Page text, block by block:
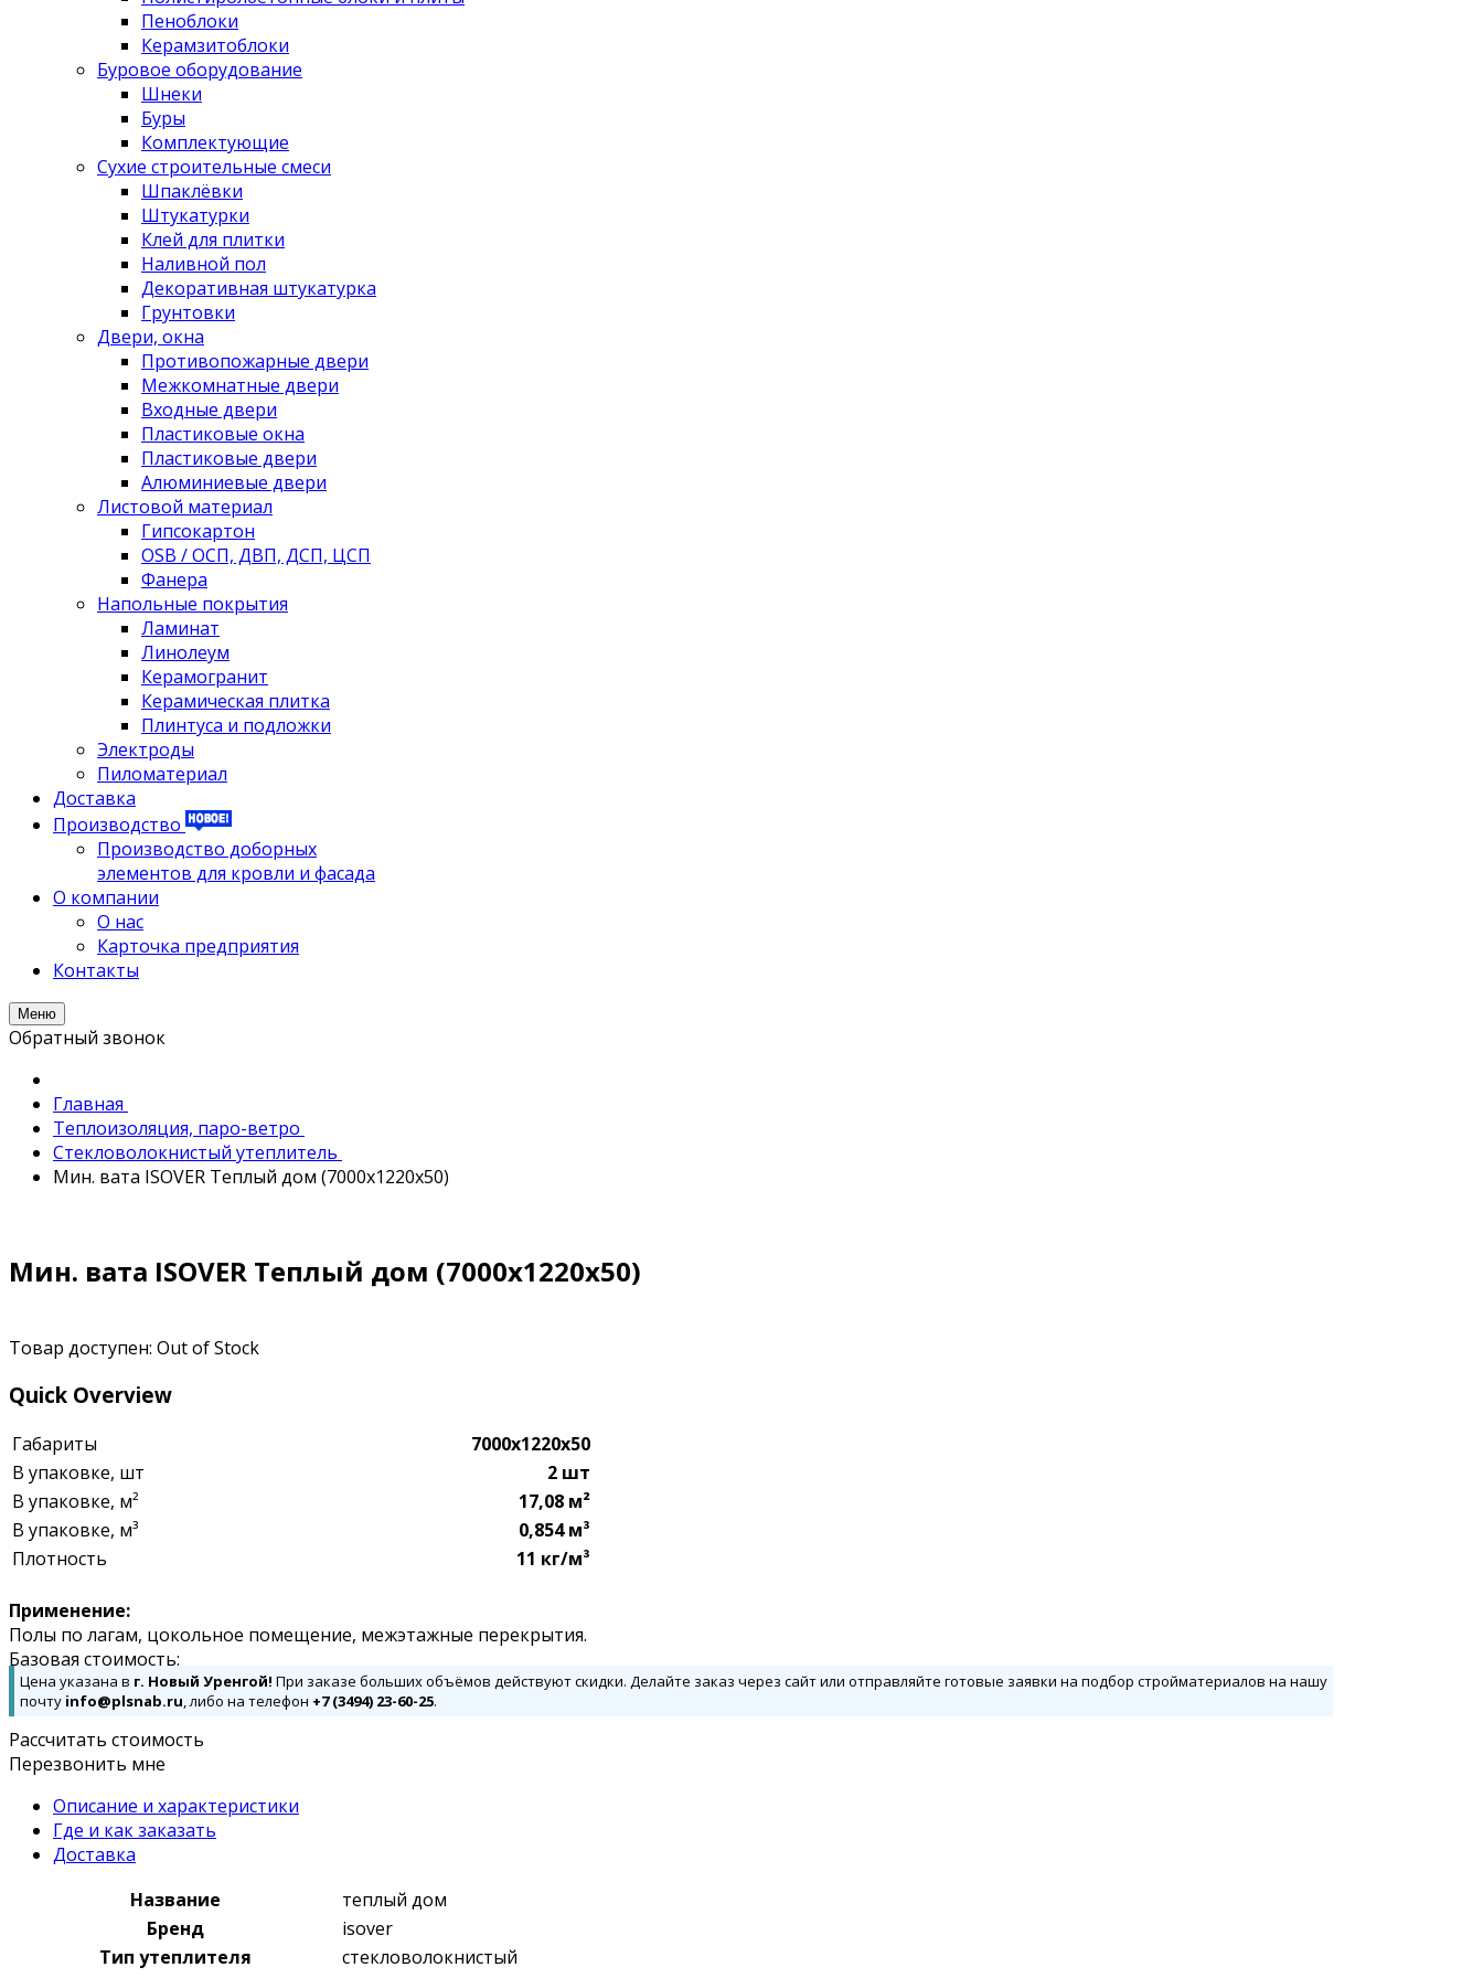
Пеноблоки
Керамзитоблоки
Буровое оборудование
Шнеки
Буры
Комплектующие
Сухие строительные смеси
Шпаклёвки
Штукатурки
Клей для плитки
Наливной пол
Декоративная штукатурка
Грунтовки
Двери, окна
Противопожарные двери
Межкомнатные двери
Входные двери
Пластиковые окна
Пластиковые двери
Алюминиевые двери
Листовой материал
Гипсокартон
OSB / ОСП, ДВП, ДСП, ЦСП
Фанера
Напольные покрытия
Ламинат
Линолеум
Керамогранит
Керамическая плитка
Плинтуса и подложки
Электроды
Пиломатериал
Доставка
Производство
Производство доборных
элементов для кровли и фасада
О компании
О нас
Карточка предприятия
Контакты
Меню
Обратный звонок
Главная
Теплоизоляция, паро-ветро
Стекловолокнистый утеплитель
Мин. вата ISOVER Теплый дом (7000х1220х50)
Мин. вата ISOVER Теплый дом (7000х1220х50)
Товар доступен: Out of Stock
Quick Overview
Габариты
7000х1220х50
В упаковке, шт
2 шт
В упаковке, м²
17,08 м²
В упаковке, м³
0,854 м³
Плотность
11 кг/м³
Применение:
Полы по лагам, цокольное помещение, межэтажные перекрытия.
Базовая стоимость:
Цена указана в г. Новый Уренгой! При заказе больших объёмов действуют скидки. Делайте заказ через сайт или отправляйте готовые заявки на подбор стройматериалов на нашу
почту info@plsnab.ru, либо на телефон +7 (3494) 23-60-25.
Рассчитать стоимость
Перезвонить мне
Описание и характеристики
Где и как заказать
Доставка
Название
теплый дом
Бренд
isover
Тип утеплителя
стекловолокнистый